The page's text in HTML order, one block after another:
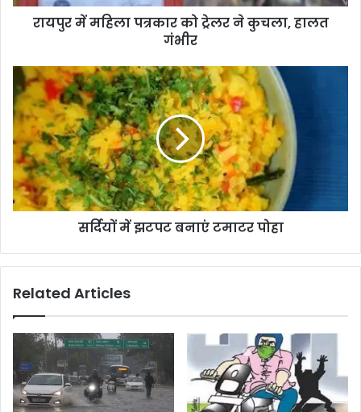
रायपुर में महिला पत्रकार को ट्रेलर ने कुचला, हालत
गंभीर
सर्दियों में झटपट बनाएं टमाटर पोहा
Related Articles